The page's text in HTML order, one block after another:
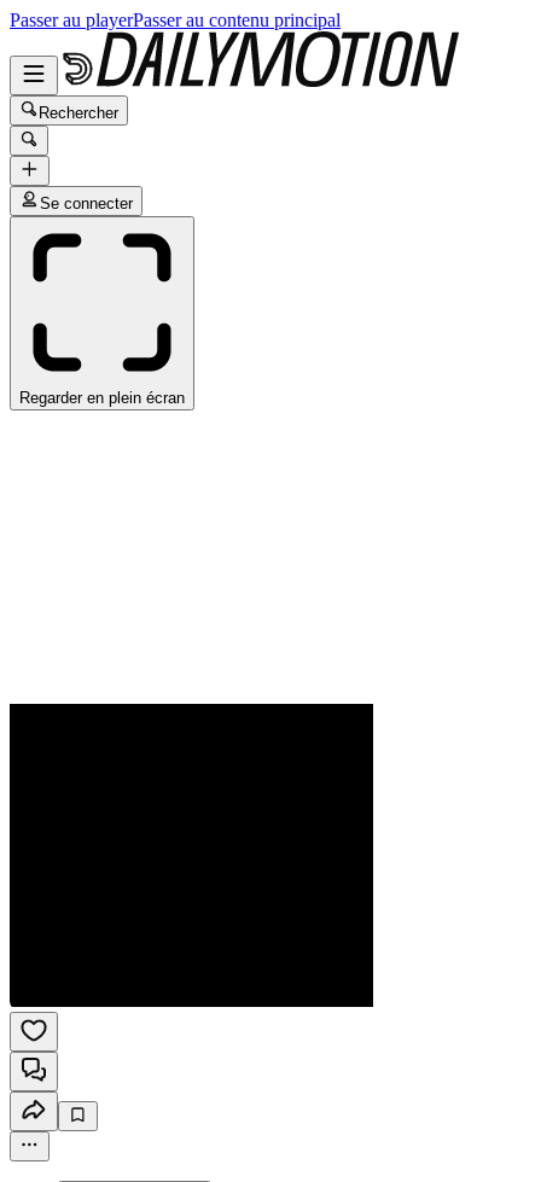
Passer au playerPasser au contenu principal
Rechercher
Se connecter
Regarder en plein écran